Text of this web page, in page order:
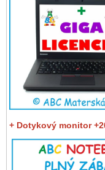
+ Dotykový monitor